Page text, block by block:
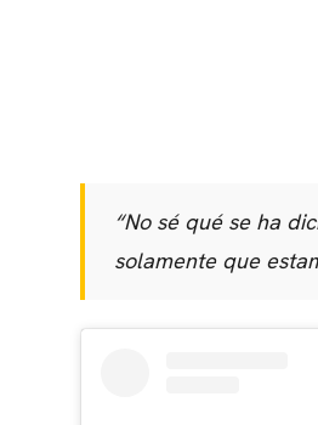
“No sé qué se ha
solamente que